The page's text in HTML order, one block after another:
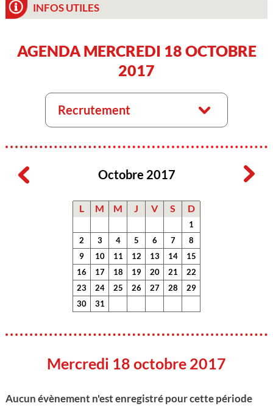
INFOS UTILES
AGENDA MERCREDI 18 OCTOBRE
2017
Recrutement
Octobre 2017
L M M J V S D
1
2
3 4 5 6 7
8
9
10 11 12 13 14
15
16
17 18 19 20 21
22
23
24 25 26 27 28
29
30
31
Mercredi 18 octobre 2017
Aucun évènement n'est enregistré pour cette période